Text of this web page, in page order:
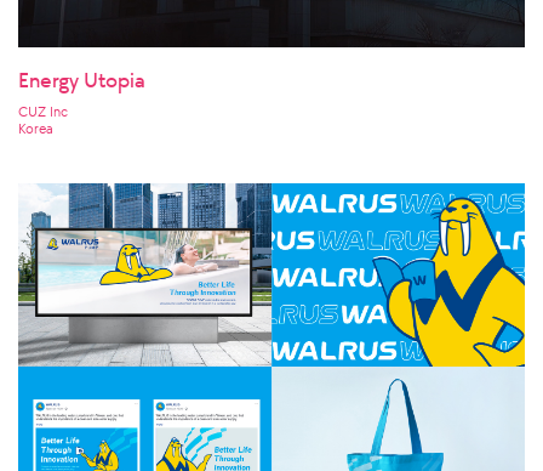
Energy Utopia
CUZ Inc
Korea